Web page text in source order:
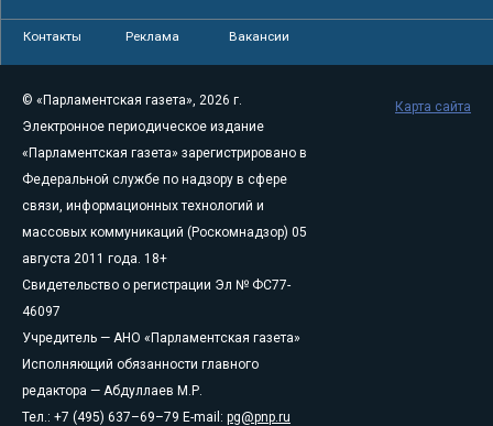
Контакты Реклама Вакансии
© «Парламентская газета», 2026 г.
Электронное периодическое издание
«Парламентская газета» зарегистрировано в
Федеральной службе по надзору в сфере
связи, информационных технологий и
массовых коммуникаций (Роскомнадзор) 05
августа 2011 года. 18+
Свидетельство о регистрации Эл № ФС77-
46097
Учредитель — АНО «Парламентская газета»
Исполняющий обязанности главного
редактора — Абдуллаев М.Р.
Тел.: +7 (495) 637–69–79 E-mail: pg@pnp.ru
Карта сайта